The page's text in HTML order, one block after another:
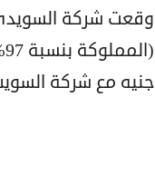
وقعت شركة
جنيه مع شركة